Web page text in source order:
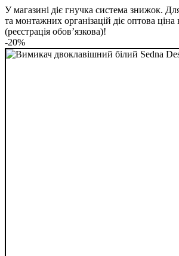
У магазині діє гнучка система знижок.
та монтажних організацій діє оптова ціна
(реєстрація обов’язкова)!
-20%